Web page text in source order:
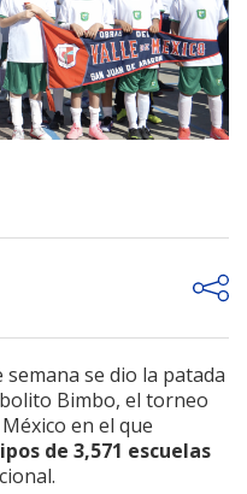
se dio la patada
Bimbo, el torneo
en el que
de 3,571 escuelas